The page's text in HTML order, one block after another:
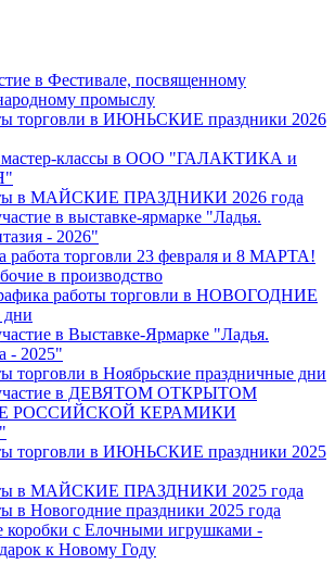
в Фестивале, посвященному
промыслу
торговли в ИЮНЬСКИЕ праздники 2026
мастер-классы в ООО "ГАЛАКТИКА и
в МАЙСКИЕ ПРАЗДНИКИ 2026 года
в выставке-ярмарке "Ладья.
- 2026"
работа торговли 23 февраля и 8 МАРТА!
в производство
работы торговли в НОВОГОДНИЕ
дни
в Выставке-Ярмарке "Ладья.
- 2025"
торговли в Ноябрьские праздничные дни
в ДЕВЯТОМ ОТКРЫТОМ
РОССИЙСКОЙ КЕРАМИКИ
торговли в ИЮНЬСКИЕ праздники 2025
в МАЙСКИЕ ПРАЗДНИКИ 2025 года
в Новогодние праздники 2025 года
коробки с Елочными игрушками -
к Новому Году